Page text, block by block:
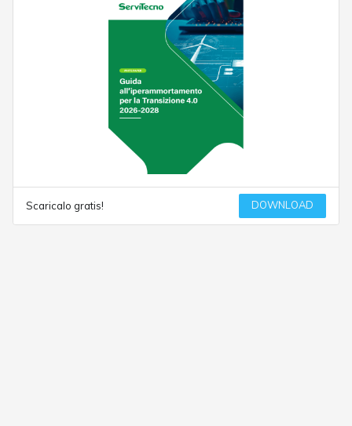
Scaricalo gratis! DOWNLOAD